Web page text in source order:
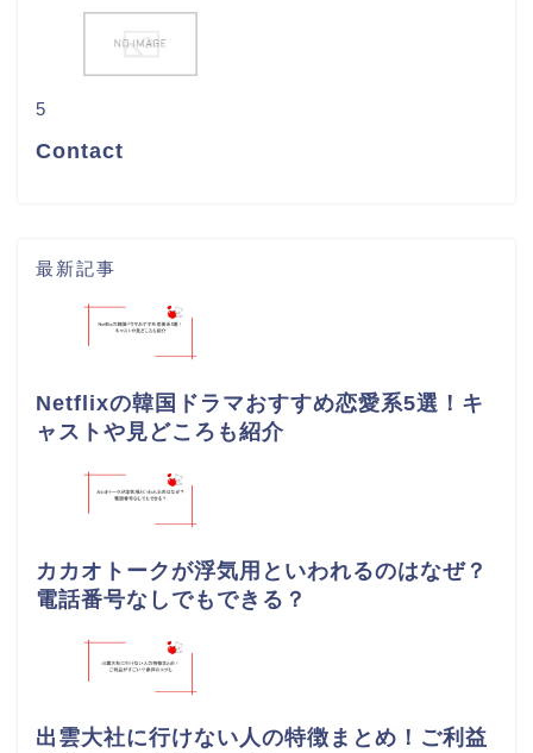
5
Contact
最新記事
Netflixの韓国ドラマおすすめ恋愛系5選！キ
ャストや見どころも紹介
カカオトークが浮気用といわれるのはなぜ？
電話番号なしでもできる？
出雲大社に行けない人の特徴まとめ！ご利益